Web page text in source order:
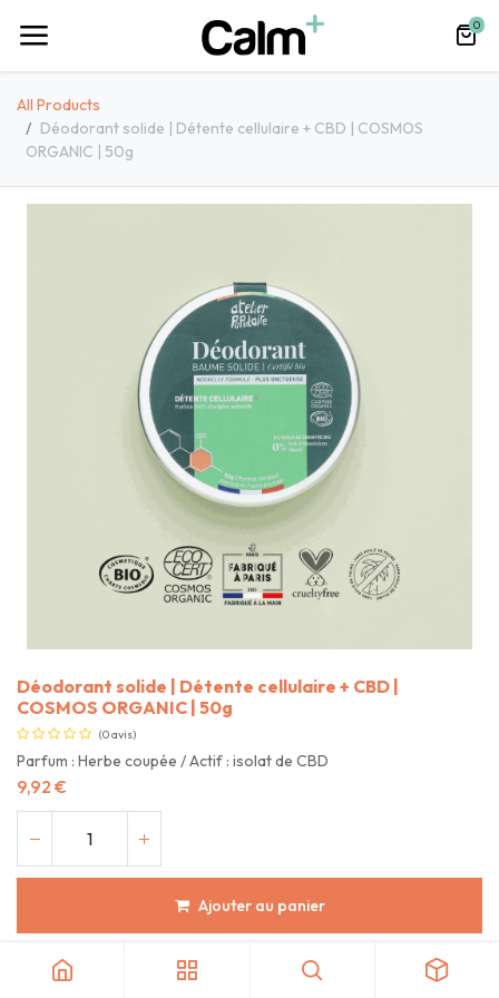
0
All Products
​​​​Déodorant solide | Détente cellulaire + CBD | COSMOS
ORGANIC | 50g
​​​​Déodorant solide | Détente cellulaire + CBD |
COSMOS ORGANIC | 50g
(0 avis)
Parfum : Herbe coupée / Actif : isolat de CBD
9,92 €
Ajouter au panier